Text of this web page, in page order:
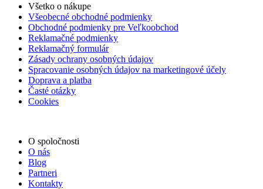
Všetko o nákupe
Všeobecné obchodné podmienky
Obchodné podmienky pre Veľkoobchod
Reklamačné podmienky
Reklamačný formulár
Zásady ochrany osobných údajov
Spracovanie osobných údajov na marketingové účely
Doprava a platba
Časté otázky
Cookies
O spoločnosti
O nás
Blog
Partneri
Kontakty